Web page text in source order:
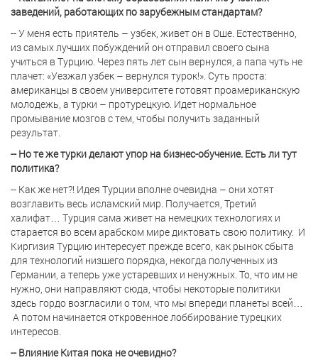
заведений, работающих по зарубежным стандартам?
-- У меня есть приятель – узбек, живет он в Оше. Естественно,
из самых лучших побуждений он отправил своего сына
учиться в Турцию. Через пять лет сын вернулся, а папа чуть не
плачет: «Уезжал узбек – вернулся турок!». Суть проста:
американцы в своем университете готовят проамериканскую
молодежь, а турки – протурецкую. Идет нормальное
промывание мозгов с тем, чтобы получить заданный
результат.
-- Но те же турки делают упор на бизнес-обучение. Есть ли тут
политика?
-- Как же нет?! Идея Турции вполне очевидна – они хотят
возглавить весь исламский мир. Получается, Третий
халифат… Турция сама живет на немецких технологиях и
старается во всем арабском мире диктовать свою политику. И
Киргизия Турцию интересует прежде всего, как рынок сбыта
для технологий низшего порядка, некогда полученных из
Германии, а теперь уже устаревших и ненужных. То, что им не
нужно, они направляют сюда, чтобы некоторые политики
здесь гордо возгласили о том, что мы впереди планеты всей…
А потом начинается откровенное лоббирование турецких
интересов.
-- Влияние Китая пока не очевидно?